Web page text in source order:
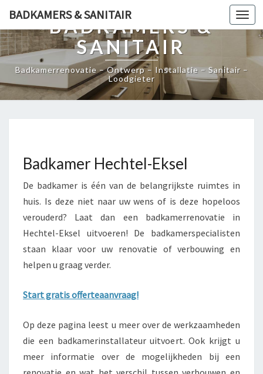
BADKAMERS & SANITAIR
BADKAMERS &
SANITAIR
Badkamerrenovatie – Ontwerp – Installatie – Sanitair –
Loodgieter
Badkamer Hechtel-Eksel
De badkamer is één van de belangrijkste ruimtes in
huis. Is deze niet naar uw wens of is deze hopeloos
verouderd? Laat dan een badkamerrenovatie in
Hechtel-Eksel uitvoeren! De badkamerspecialisten
staan klaar voor uw renovatie of verbouwing en
helpen u graag verder.
Start gratis offerteaanvraag!
Op deze pagina leest u meer over de werkzaamheden
die een badkamerinstallateur uitvoert. Ook krijgt u
meer informatie over de mogelijkheden bij een